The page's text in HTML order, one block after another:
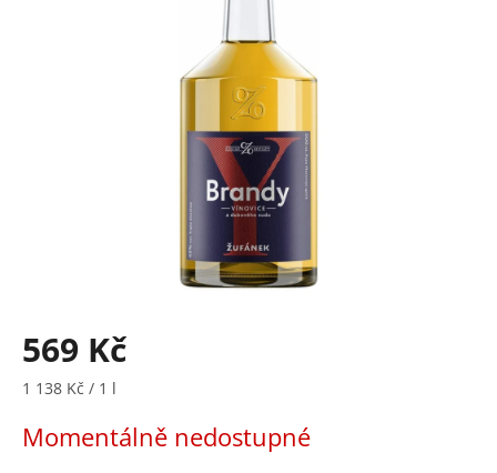
569 Kč
Měrná
1 138 Kč / 1 l
Momentálně nedostupné